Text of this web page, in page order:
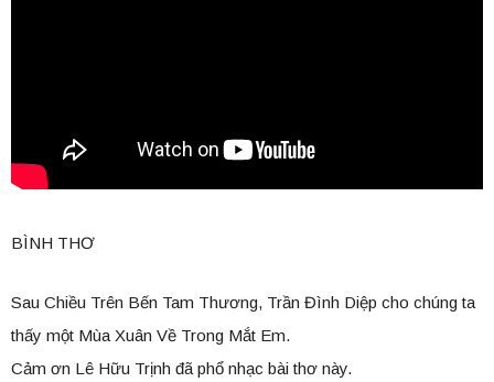
BÌNH THƠ
Sau Chiều Trên Bến Tam Thương, Trần Đình Diệp cho chúng ta
thấy một Mùa Xuân Về Trong Mắt Em.
Cảm ơn Lê Hữu Trịnh đã phổ nhạc bài thơ này.